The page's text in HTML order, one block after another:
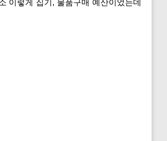
렇게 집기, 물품구매 예산이었는데